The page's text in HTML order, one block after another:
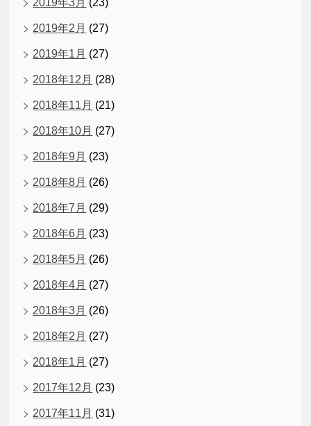
2019年3月 (23)
2019年2月 (27)
2019年1月 (27)
2018年12月 (28)
2018年11月 (21)
2018年10月 (27)
2018年9月 (23)
2018年8月 (26)
2018年7月 (29)
2018年6月 (23)
2018年5月 (26)
2018年4月 (27)
2018年3月 (26)
2018年2月 (27)
2018年1月 (27)
2017年12月 (23)
2017年11月 (31)